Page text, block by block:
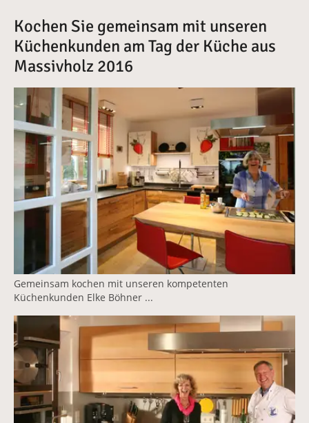
Kochen Sie gemeinsam mit unseren
Küchenkunden am Tag der Küche aus
Massivholz 2016
Vergrößerte Version anzeigen
Gemeinsam kochen mit unseren kompetenten
Küchenkunden Elke Böhner ...
Vergrößerte Version anzeigen